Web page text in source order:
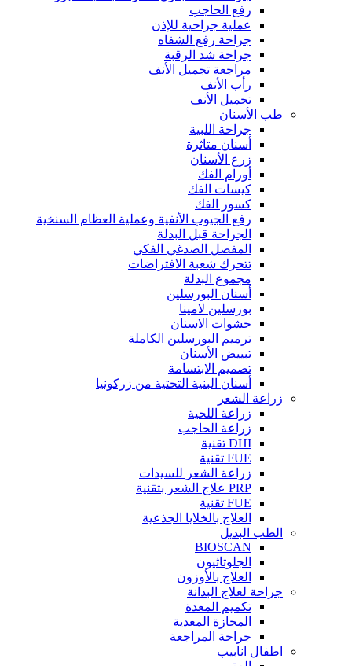
رفع الحاجب
عملية جراحية للإذن
جراحة رفع الشفاه
جراحة شد الرقبة
مراجعة تجميل الأنف
رأب الأنف
تجميل الأنف
طب الأسنان
جراحة اللبية
أسنان متاثرة
زرع الأسنان
أورام الفك
كيسات الفك
كسور الفك
رفع الجيوب الأنفية وعملية العظام السنخية
الجراحة قبل البدلة
المفصل الصدغي الفكي
تتحرك شعبة الافتراضات
مجموع البدلة
أسنان البورسلين
بورسلين لامينا
حشوات الاسنان
ترميم البورسلين الكاملة
تبييض الأسنان
تصميم الابتسامة
أسنان البنية التحتية من زركونيا
زراعة الشعر
زراعة اللحية
زراعة الحاجب
DHI تقنية
FUE تقنية
زراعة الشعر للسيدات
PRP علاج الشعر بتقنية
FUE تقنية
العلاج بالخلايا الجذعية
الطب البديل
BIOSCAN
الجلوتاثيون
العلاج بالأوزون
جراحة لعلاج البدانة
تكميم المعدة
المجازة المعدية
جراحة المراجعة
اطفال انابيب